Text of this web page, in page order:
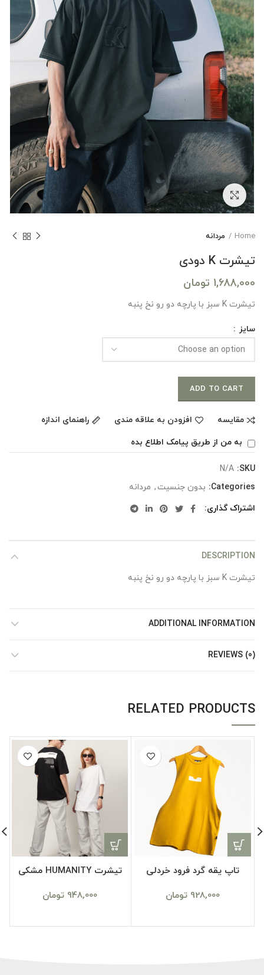
بزرگنمایی تصویر
Home مردانه
تیشرت K دودی
1,688,000 تومان
تیشرت K سبز با پارچه دو رو نخ پنبه
سایز
ADD TO CART
مقایسه افزودن به علاقه مندی
راهنمای اندازه
به من از طریق پیامک اطلاع بده
SKU:
N/A
Categories: بدون جنسیت , مردانه
اشتراک گذاری
DESCRIPTION
تیشرت K سبز با پارچه دو رو نخ پنبه
ADDITIONAL INFORMATION
REVIEWS (0)
RELATED PRODUCTS
تاپ یقه گرد فرود خردلی
928,000 تومان
تیشرت HUMANITY مشکی
948,000 تومان